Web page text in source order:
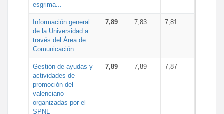
esgrima...
Información general
de la Universidad a
través del Área de
Comunicación
7,89 7,83 7,81
Gestión de ayudas y
actividades de
promoción del
valenciano
organizadas por el
SPNL
7,89 7,89 7,87